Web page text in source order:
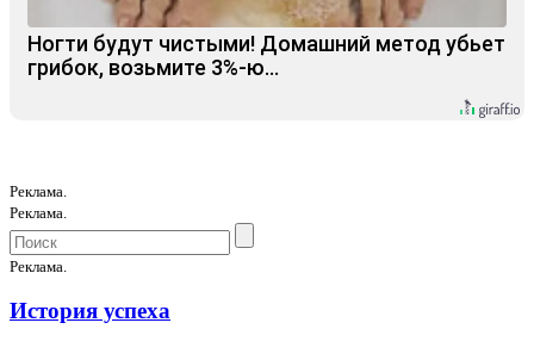
Ногти будут чистыми! Домашний метод убьет
грибок, возьмите 3%-ю…
Реклама.
Реклама.
Реклама.
История успеха